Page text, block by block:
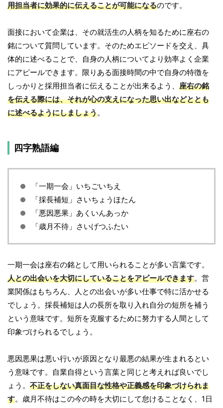
用担当者に効果的に伝えることが可能になるのです。
面接において企業は、その就活生の人柄を知るために座右の
銘について質問しています。そのためエピソードを交え、具
体的に述べることで、自身の人柄についてより効率よく企業
にアピールできます。限りある面接時間の中で自身の特徴を
しっかりと採用担当者に伝えることが出来るよう、 座右の銘
を伝える際には、それが心の支えになった思い出などととも
に述べるようにしましょう。
四字熟語編
「一期一会」いちごいちえ
「採長補短」さいちょうほたん
「悪因悪果」あくいんあっか
「歳月不待」さいげつふたい
一期一会は座右の銘として用いられることが多い言葉です。
人との出会いを大切にしていることをアピールできます。営
業関係はもちろん、人との出会いが多い仕事で特に活かせる
でしょう。採長補短は人の長所を取り入れ自分の短所を補う
という意味です。短所を克服するために努力する人間として
印象づけられるでしょう。
悪因悪果は悪い行いが原因となり最悪の結果が生まれるとい
う意味です。自業自得という言葉と同じと考えれば良いでし
ょう。 不正をしない真面目な性格や正義感を印象づけられま
す。歳月不待はこの今の時を大切にして怠けることなく、1日